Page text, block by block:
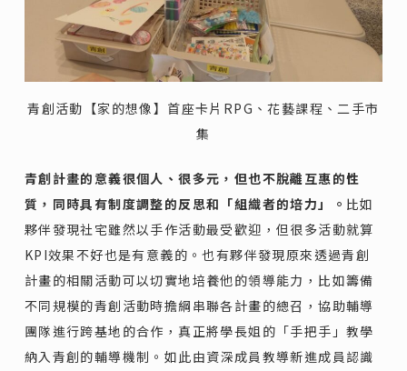
青創活動【家的想像】首座卡片RPG、花藝課程、二手市
集
青創計畫的意義很個人、很多元，但也不脫離互惠的性
質，同時具有制度調整的反思和「組織者的培力」。 比如
夥伴發現社宅雖然以手作活動最受歡迎，但很多活動就算
KPI效果不好也是有意義的。也有夥伴發現原來透過青創
計畫的相關活動可以切實地培養他的領導能力，比如籌備
不同規模的青創活動時擔綱串聯各計畫的總召，協助輔導
團隊進行跨基地的合作，真正將學長姐的「手把手」教學
納入青創的輔導機制。如此由資深成員教導新進成員認識